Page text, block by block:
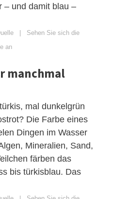
– und damit blau –
| Sehen Sie sich die
an
manchmal
mal dunkelgrün
Die Farbe eines
Dingen im Wasser
Mineralien, Sand,
färben das
bis türkisblau. Das